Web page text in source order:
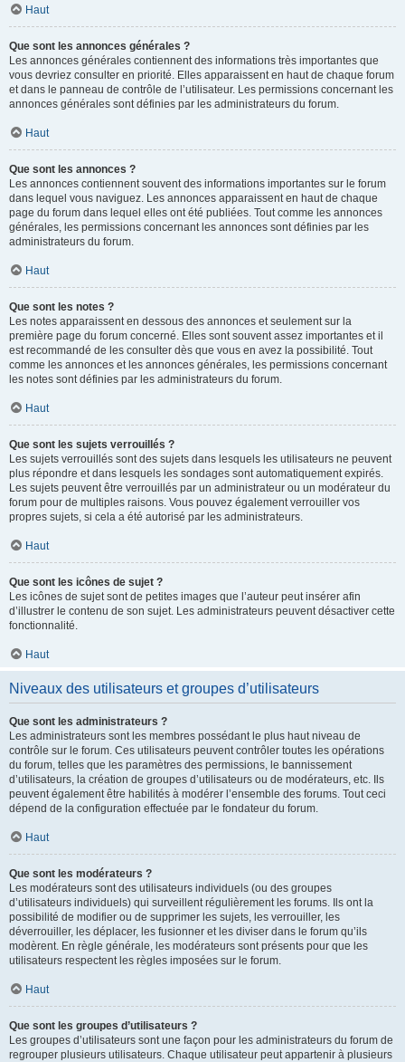
Haut
Que sont les annonces générales ?
Les annonces générales contiennent des informations très importantes que
vous devriez consulter en priorité. Elles apparaissent en haut de chaque forum
et dans le panneau de contrôle de l’utilisateur. Les permissions concernant les
annonces générales sont définies par les administrateurs du forum.
Haut
Que sont les annonces ?
Les annonces contiennent souvent des informations importantes sur le forum
dans lequel vous naviguez. Les annonces apparaissent en haut de chaque
page du forum dans lequel elles ont été publiées. Tout comme les annonces
générales, les permissions concernant les annonces sont définies par les
administrateurs du forum.
Haut
Que sont les notes ?
Les notes apparaissent en dessous des annonces et seulement sur la
première page du forum concerné. Elles sont souvent assez importantes et il
est recommandé de les consulter dès que vous en avez la possibilité. Tout
comme les annonces et les annonces générales, les permissions concernant
les notes sont définies par les administrateurs du forum.
Haut
Que sont les sujets verrouillés ?
Les sujets verrouillés sont des sujets dans lesquels les utilisateurs ne peuvent
plus répondre et dans lesquels les sondages sont automatiquement expirés.
Les sujets peuvent être verrouillés par un administrateur ou un modérateur du
forum pour de multiples raisons. Vous pouvez également verrouiller vos
propres sujets, si cela a été autorisé par les administrateurs.
Haut
Que sont les icônes de sujet ?
Les icônes de sujet sont de petites images que l’auteur peut insérer afin
d’illustrer le contenu de son sujet. Les administrateurs peuvent désactiver cette
fonctionnalité.
Haut
Niveaux des utilisateurs et groupes d’utilisateurs
Que sont les administrateurs ?
Les administrateurs sont les membres possédant le plus haut niveau de
contrôle sur le forum. Ces utilisateurs peuvent contrôler toutes les opérations
du forum, telles que les paramètres des permissions, le bannissement
d’utilisateurs, la création de groupes d’utilisateurs ou de modérateurs, etc. Ils
peuvent également être habilités à modérer l’ensemble des forums. Tout ceci
dépend de la configuration effectuée par le fondateur du forum.
Haut
Que sont les modérateurs ?
Les modérateurs sont des utilisateurs individuels (ou des groupes
d’utilisateurs individuels) qui surveillent régulièrement les forums. Ils ont la
possibilité de modifier ou de supprimer les sujets, les verrouiller, les
déverrouiller, les déplacer, les fusionner et les diviser dans le forum qu’ils
modèrent. En règle générale, les modérateurs sont présents pour que les
utilisateurs respectent les règles imposées sur le forum.
Haut
Que sont les groupes d’utilisateurs ?
Les groupes d’utilisateurs sont une façon pour les administrateurs du forum de
regrouper plusieurs utilisateurs. Chaque utilisateur peut appartenir à plusieurs